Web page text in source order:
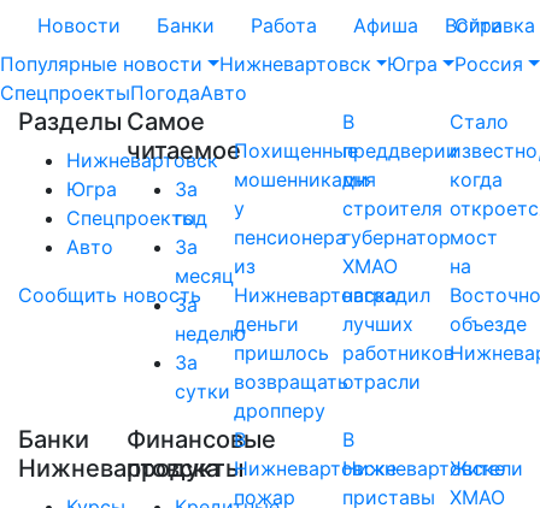
Новости Банки Работа Афиша Справка
Войти
Популярные новости
Нижневартовск Югра
Россия
СпецпроектыПогодаАвто
Разделы
Нижневартовск
Югра
Спецпроекты
Авто
Сообщить новость
Самое
читаемое
За
год
За
месяц
За
неделю
За
сутки
Похищенные
мошенниками
у
пенсионера
из
Нижневартовска
деньги
пришлось
возвращать
дропперу
В
преддверии
дня
строителя
губернатор
ХМАО
наградил
лучших
работников
отрасли
Стало
когда
мост
на
объезде
Банки
Нижневартовска
Финансовые
продукты
В
Нижневартовске
пожар
В
Нижневартовске
приставы
Жители
ХМАО